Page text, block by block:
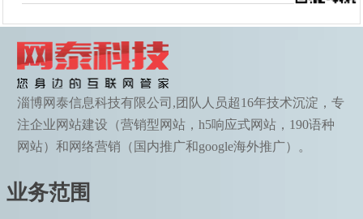
淄博网泰信息科技有限公司,团队人员超16年技术沉淀，专
注企业网站建设（营销型网站，h5响应式网站，190语种
网站）和网络营销（国内推广和google海外推广）。
业务范围